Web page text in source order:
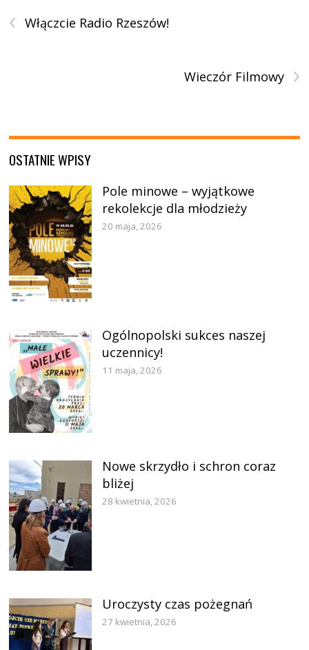
‹ Włączcie Radio Rzeszów!
›
Wieczór Filmowy
OSTATNIE WPISY
Pole minowe – wyjątkowe
rekolekcje dla młodzieży
20 maja, 2026
Ogólnopolski sukces naszej
uczennicy!
11 maja, 2026
Nowe skrzydło i schron coraz
bliżej
28 kwietnia, 2026
Uroczysty czas pożegnań
27 kwietnia, 2026